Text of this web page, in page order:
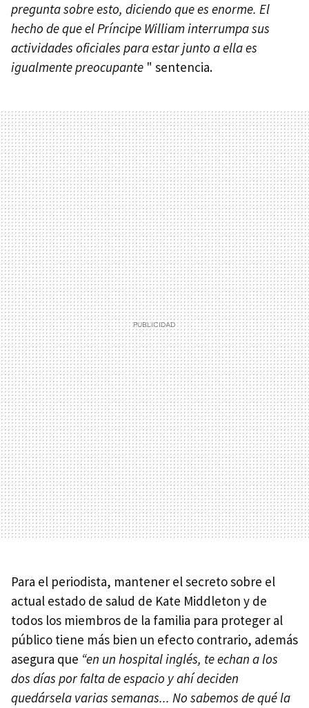
pregunta sobre esto, diciendo que es enorme. El
hecho de que el Príncipe William interrumpa sus
actividades oficiales para estar junto a ella es
igualmente preocupante " sentencia.
Para el periodista, mantener el secreto sobre el
actual estado de salud de Kate Middleton y de
todos los miembros de la familia para proteger al
público tiene más bien un efecto contrario, además
asegura que “en un hospital inglés, te echan a los
dos días por falta de espacio y ahí deciden
quedársela varias semanas... No sabemos de qué la